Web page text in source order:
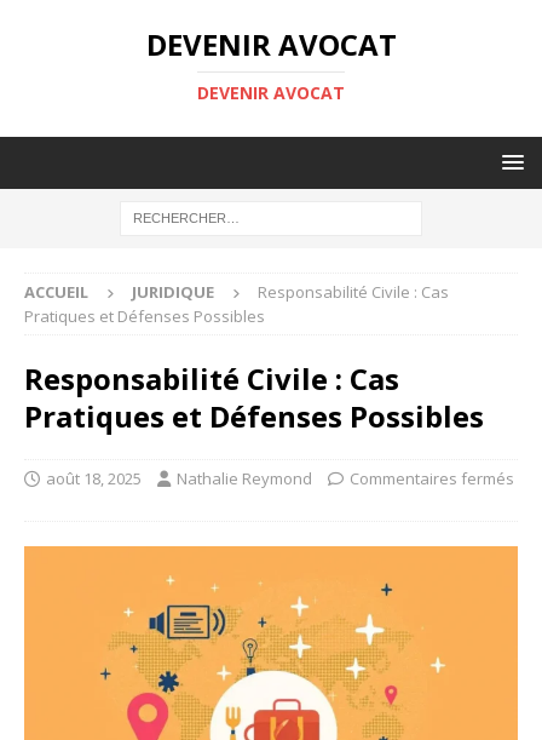
DEVENIR AVOCAT
DEVENIR AVOCAT
ACCUEIL JURIDIQUE
Responsabilité Civile : Cas
Pratiques et Défenses Possibles
Responsabilité Civile : Cas
Pratiques et Défenses Possibles
août 18, 2025 Nathalie Reymond Commentaires fermés